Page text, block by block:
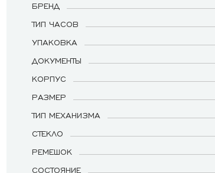
БРЕНД
ТИП ЧАСОВ
УПАКОВКА
ДОКУМЕНТЫ
КОРПУС
РАЗМЕР
ТИП МЕХАНИЗМА
СТЕКЛО
РЕМЕШОК
СОСТОЯНИЕ